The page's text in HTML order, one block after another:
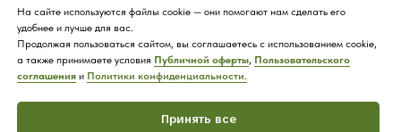
На сайте используются файлы cookie — они помогают нам сделать его
удобнее и лучше для вас.
Продолжая пользоваться сайтом, вы соглашаетесь с использованием cookie,
а также принимаете условия Публичной оферты, Пользовательского
соглашения и Политики конфиденциальности.
Принять все